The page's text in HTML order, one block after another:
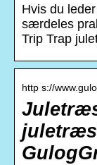
Hvis du
særdeles
Trip Trap
http s://